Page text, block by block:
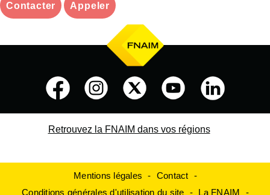
Contacter Appeler
Retrouvez la FNAIM dans vos régions
Mentions légales
Contact
Conditions générales d'utilisation du site
La FNAIM